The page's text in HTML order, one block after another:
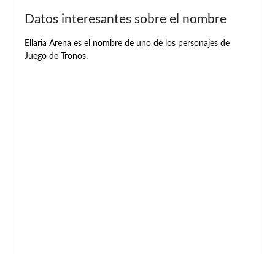
Datos interesantes sobre el nombre
Ellaria Arena es el nombre de uno de los personajes de
Juego de Tronos.